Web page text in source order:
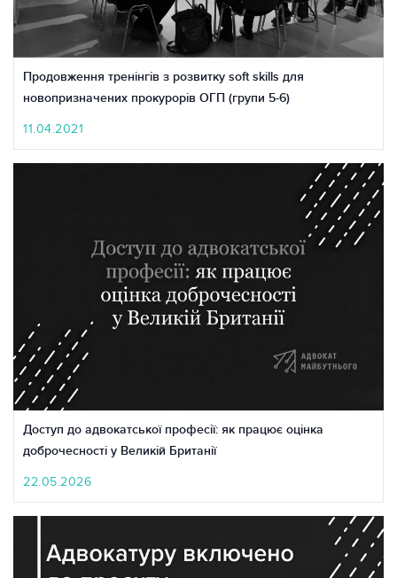
Продовження тренінгів з розвитку soft skills для
новопризначених прокурорів ОГП (групи 5-6)
11.04.2021
Доступ до адвокатської професії: як працює оцінка
доброчесності у Великій Британії
22.05.2026